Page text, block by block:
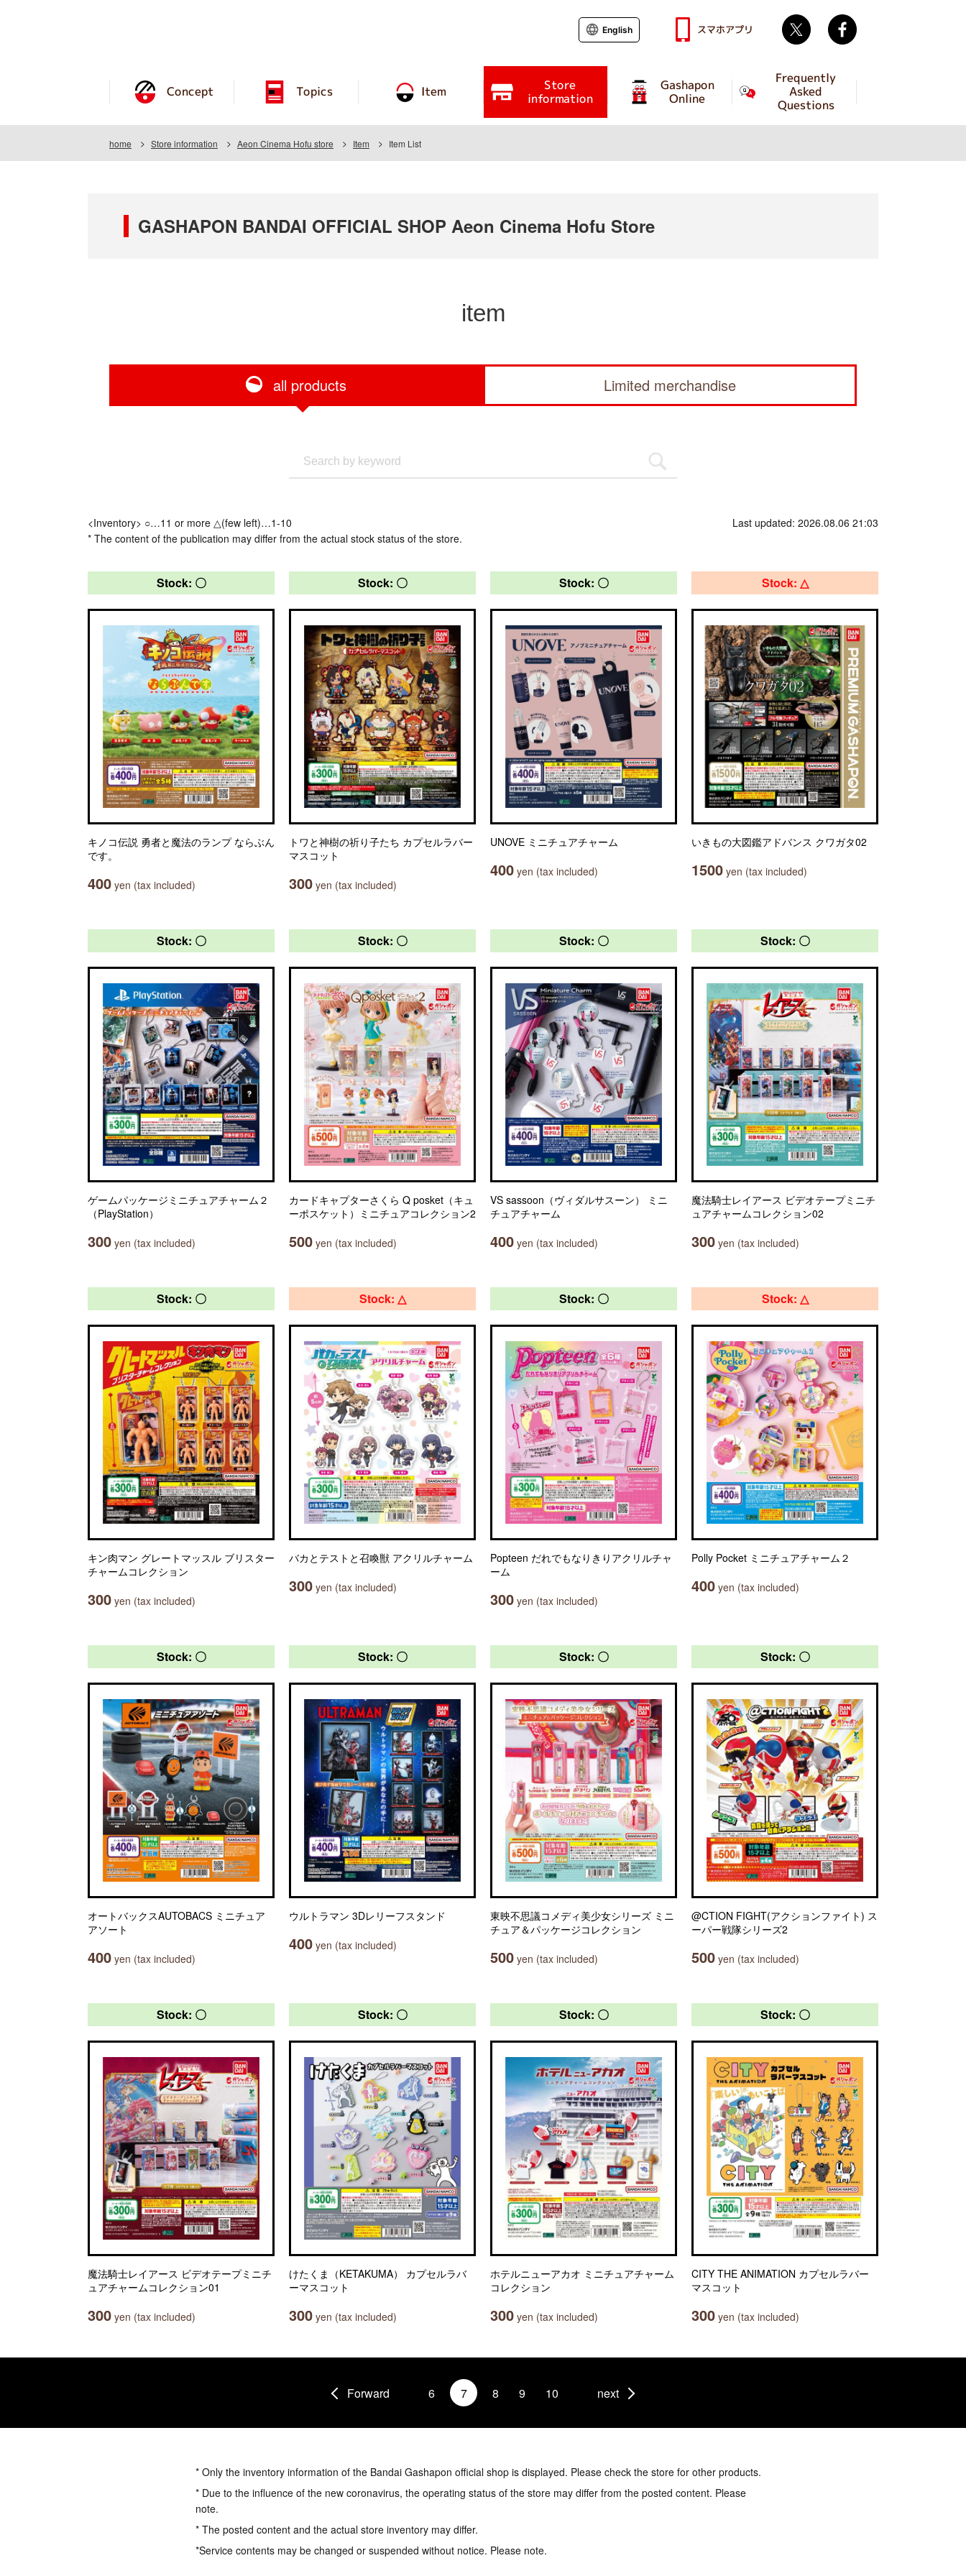
Concept Topics Item Store
information
Gashapon
Online
Frequently
Asked
Questions
English スマホアプリ Twitter
home Store information Aeon Cinema Hofu store Item Item List
GASHAPON BANDAI OFFICIAL SHOP Aeon Cinema Hofu Store
item
all products Limited merchandise
<Inventory> ○…11 or more △(few left)…1-10
* The content of the publication may differ from the actual stock status of the store.
Last updated: 2026.08.06 21:03
Stock: 〇
キノコ伝説 勇者と魔法のランプ ならぶん
です。
400 yen (tax included)
Stock: 〇
トワと神樹の祈り子たち カプセルラバー
マスコット
300 yen (tax included)
Stock: 〇
UNOVE ミニチュアチャーム
400 yen (tax included)
Stock: △
いきもの大図鑑アドバンス クワガタ02
1500 yen (tax included)
Stock: 〇
ゲームパッケージミニチュアチャーム２
（PlayStation）
300 yen (tax included)
Stock: 〇
カードキャプターさくら Q posket（キュ
ーポスケット）ミニチュアコレクション2
500 yen (tax included)
Stock: 〇
VS sassoon（ヴィダルサスーン） ミニ
チュアチャーム
400 yen (tax included)
Stock: 〇
魔法騎士レイアース ビデオテープミニチ
ュアチャームコレクション02
300 yen (tax included)
Stock: 〇
キン肉マン グレートマッスル ブリスター
チャームコレクション
300 yen (tax included)
Stock: △
バカとテストと召喚獣 アクリルチャーム
300 yen (tax included)
Stock: 〇
Popteen だれでもなりきりアクリルチャ
ーム
300 yen (tax included)
Stock: △
Polly Pocket ミニチュアチャーム２
400 yen (tax included)
Stock: 〇
オートバックスAUTOBACS ミニチュア
アソート
400 yen (tax included)
Stock: 〇
ウルトラマン 3Dレリーフスタンド
400 yen (tax included)
Stock: 〇
東映不思議コメディ美少女シリーズ ミニ
チュア＆パッケージコレクション
500 yen (tax included)
Stock: 〇
@CTION FIGHT(アクションファイト) ス
ーパー戦隊シリーズ2
500 yen (tax included)
Stock: 〇
魔法騎士レイアース ビデオテープミニチ
ュアチャームコレクション01
300 yen (tax included)
Stock: 〇
けたくま（KETAKUMA） カプセルラバ
ーマスコット
300 yen (tax included)
Stock: 〇
ホテルニューアカオ ミニチュアチャーム
コレクション
300 yen (tax included)
Stock: 〇
CITY THE ANIMATION カプセルラバー
マスコット
300 yen (tax included)
Forward 6 7 8 9 10 next
* Only the inventory information of the Bandai Gashapon official shop is displayed. Please check the store for other products.
* Due to the influence of the new coronavirus, the operating status of the store may differ from the posted content. Please
note.
* The posted content and the actual store inventory may differ.
*Service contents may be changed or suspended without notice. Please note.